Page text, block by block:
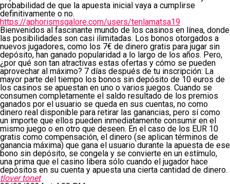
probabilidad de que la apuesta inicial vaya a cumplirse
definitivamente o no.
https://aphorismsgalore.com/users/tenlamatsa19
Bienvenidos al fascinante mundo de los casinos en línea, donde
las posibilidades son casi ilimitadas. Los bonos otorgados a
nuevos jugadores, como los 7€ de dinero gratis para jugar sin
depósito, han ganado popularidad a lo largo de los años. Pero,
¿por qué son tan atractivas estas ofertas y cómo se pueden
aprovechar al máximo? 7 días después de tu inscripción: La
mayor parte del tiempo los bonos sin depósito de 10 euros de
los casinos se apuestan en uno o varios juegos. Cuando se
consumen completamente el saldo resultado de los premios
ganados por el usuario se queda en sus cuentas, no como
dinero real disponible para retirar las ganancias, pero sí como
un importe que ellos pueden inmediatamente consumir en el
mismo juego o en otro que deseen. En el caso de los EUR 10
gratis como compensación, el dinero (se aplican términos de
ganancia máxima) que gana el usuario durante la apuesta de ese
bono sin depósito, se congela y se convierte en un estímulo,
una prima que el casino libera sólo cuando el jugador hace
depósitos en su cuenta y apuesta una cierta cantidad de dinero.
tlover tonet